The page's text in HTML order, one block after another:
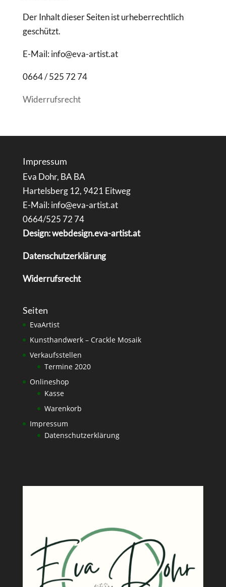
Der Inhalt dieser Seiten ist urheberrechtlich
geschützt.
E-Mail: info@eva-artist.at
0664 / 525 72 74
Widerrufsrecht
Impressum
Eva Dohr, BA BA
Hartelsberg 12, 9421 Eitweg
E-Mail: info@eva-artist.at
0664/525 72 74
Design: webdesign.eva-artist.at
Datenschutzerklärung
Widerrufsrecht
Seiten
EvaArtist
Kunsthandwerk – Crackle Mosaik
Verkaufsstellen
Termine 2020
Onlineshop
Kasse
Warenkorb
Impressum
Datenschutzerklärung